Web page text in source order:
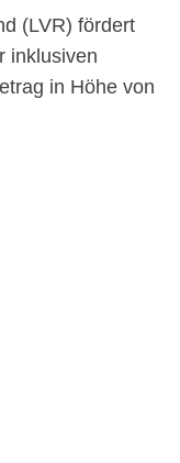
(LVR) fördert
inklusiven
in Höhe von